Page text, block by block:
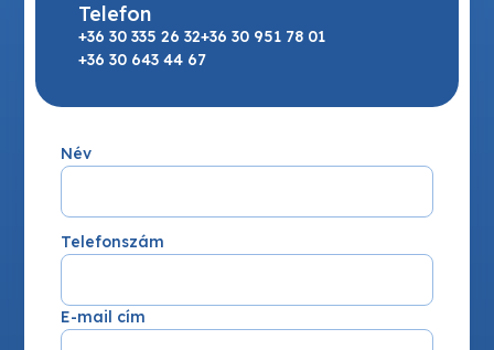
Telefon
+36 30 335 26 32+36 30 951 78 01
+36 30 643 44 67
Név
Telefonszám
E-mail cím